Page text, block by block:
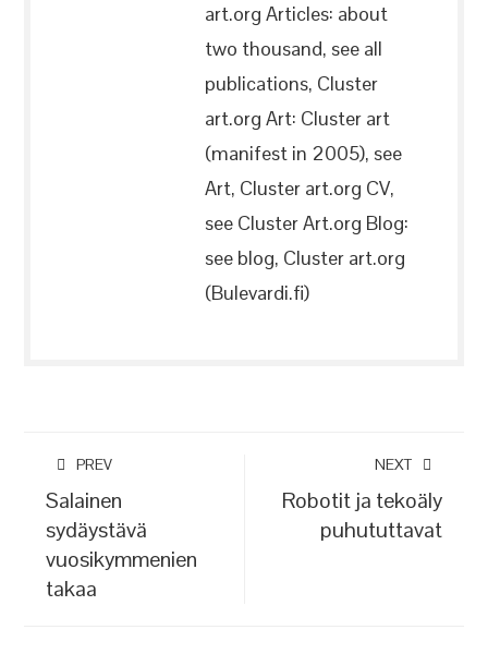
art.org Articles: about
two thousand, see all
publications, Cluster
art.org Art: Cluster art
(manifest in 2005), see
Art, Cluster art.org CV,
see Cluster Art.org Blog:
see blog, Cluster art.org
(Bulevardi.fi)
PREV
Salainen
sydäystävä
vuosikymmenien
takaa
NEXT
Robotit ja tekoäly
puhututtavat